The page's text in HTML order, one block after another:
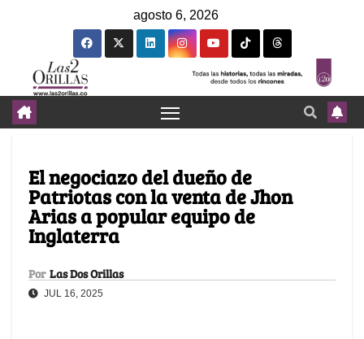
agosto 6, 2026
El negociazo del dueño de
Patriotas con la venta de Jhon
Arias a popular equipo de
Inglaterra
Por Las Dos Orillas
JUL 16, 2025